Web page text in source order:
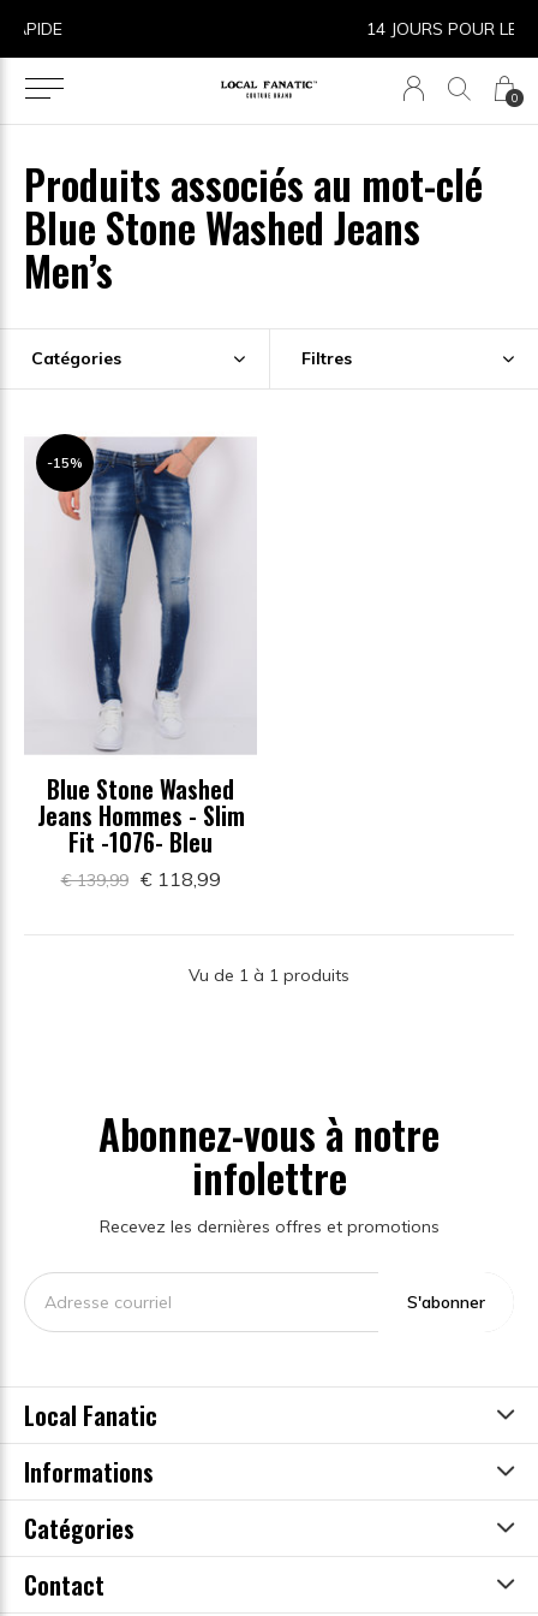
0
14 JOURS POUR LE RETOUR
Produits associés au mot-clé
Blue Stone Washed Jeans
Men’s
Catégories Filtres
-15%
Blue Stone Washed
Jeans Hommes - Slim
Fit -1076- Bleu
€ 139,99 € 118,99
Vu de 1 à 1 produits
Abonnez-vous à notre
infolettre
Recevez les dernières offres et promotions
S'abonner
Local Fanatic
Informations
Catégories
Contact